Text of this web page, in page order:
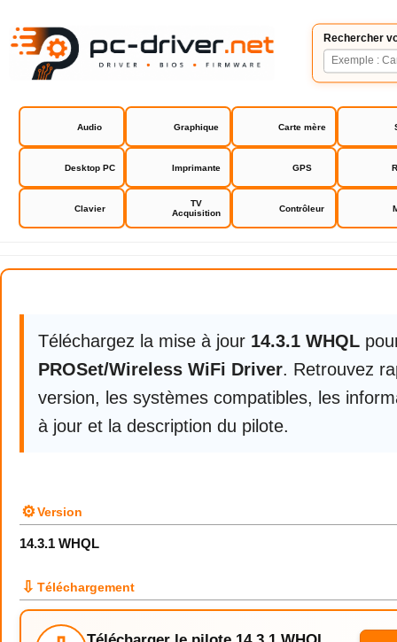
Rechercher
Audio Graphique Carte mère
Desktop PC Imprimante GPS
Clavier
TV
Acquisition
Contrôleur
Intel PROSet/Wireless WiFi
Téléchargez la mise à jour 14.3.1 WHQL
PROSet/Wireless WiFi Driver. Retrouvez
version, les systèmes compatibles, les
à jour et la description du pilote.
⚙Version
14.3.1 WHQL
⇩ Téléchargement